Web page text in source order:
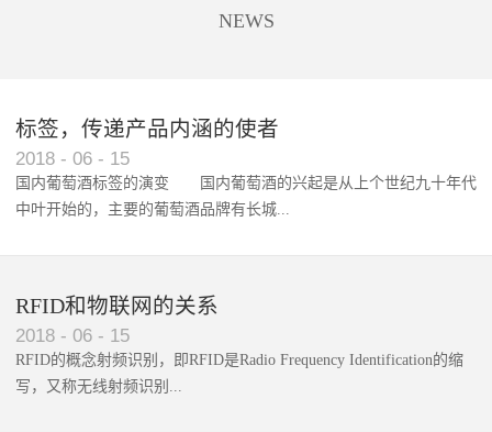
NEWS
标签，传递产品内涵的使者
2018 - 06 - 15
国内葡萄酒标签的演变 国内葡萄酒的兴起是从上个世纪九十年代
中叶开始的，主要的葡萄酒品牌有长城...
RFID和物联网的关系
2018 - 06 - 15
RFID的概念射频识别，即RFID是Radio Frequency Identification的缩
写，又称无线射频识别...